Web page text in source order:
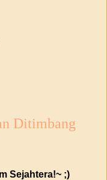
Ditimbang
Sejahtera!~ ;)